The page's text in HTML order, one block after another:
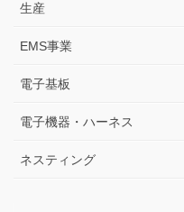
生産
EMS事業
電子基板
電子機器・ハーネス
ネスティング